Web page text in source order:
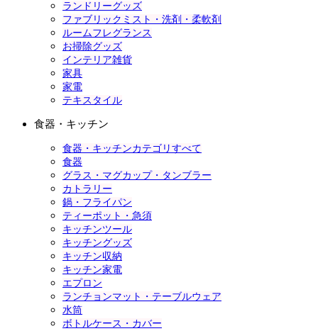
ランドリーグッズ
ファブリックミスト・洗剤・柔軟剤
ルームフレグランス
お掃除グッズ
インテリア雑貨
家具
家電
テキスタイル
食器・キッチン
食器・キッチンカテゴリすべて
食器
グラス・マグカップ・タンブラー
カトラリー
鍋・フライパン
ティーポット・急須
キッチンツール
キッチングッズ
キッチン収納
キッチン家電
エプロン
ランチョンマット・テーブルウェア
水筒
ボトルケース・カバー